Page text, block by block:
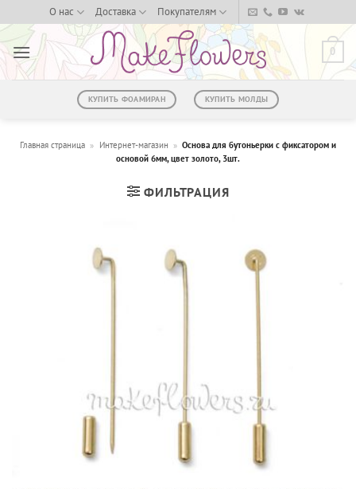
to
content
О нас Доставка Покупателям
0
КУПИТЬ ФОАМИРАН КУПИТЬ МОЛДЫ
Главная страница » Интернет-магазин » Основа для бутоньерки с фиксатором и
основой 6мм, цвет золото, 3шт.
ФИЛЬТРАЦИЯ